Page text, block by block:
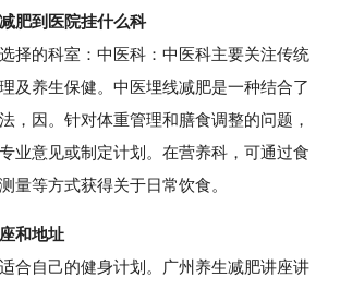
肥到医院挂什么科
的科室：中医科：中医科主要关注传统
及养生保健。中医埋线减肥是一种结合了
，因。针对体重管理和膳食调整的问题，
业意见或制定计划。在营养科，可通过食
量等方式获得关于日常饮食。
和地址
自己的健身计划。广州养生减肥讲座讲